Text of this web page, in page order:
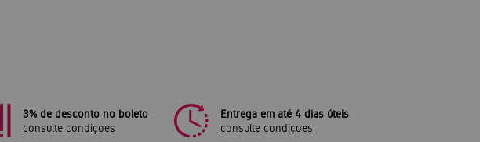
3% de desconto no boleto
consulte condiçoes
Entrega em até 4 dias úteis
consulte condiçoes